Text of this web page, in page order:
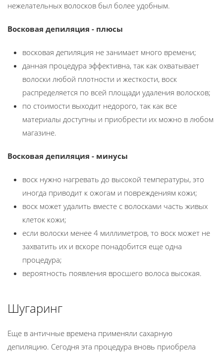
нежелательных волосков был более удобным.
Восковая депиляция - плюсы
восковая депиляция не занимает много времени;
данная процедура эффективна, так как охватывает
волоски любой плотности и жесткости, воск
распределяется по всей площади удаления волосков;
по стоимости выходит недорого, так как все
материалы доступны и приобрести их можно в любом
магазине.
Восковая депиляция - минусы
воск нужно нагревать до высокой температуры, это
иногда приводит к ожогам и повреждениям кожи;
воск может удалить вместе с волосками часть живых
клеток кожи;
если волоски менее 4 миллиметров, то воск может не
захватить их и вскоре понадобится еще одна
процедура;
вероятность появления вросшего волоса высокая.
Шугаринг
Еще в античные времена применяли сахарную
депиляцию. Сегодня эта процедура вновь приобрела